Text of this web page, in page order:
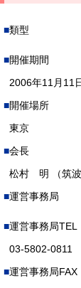
類型
開催期間
2006年11月11
開催場所
東京
会長
松村 明 （筑波
運営事務局
運営事務局TEL
03-5802-0811
運営事務局FAX